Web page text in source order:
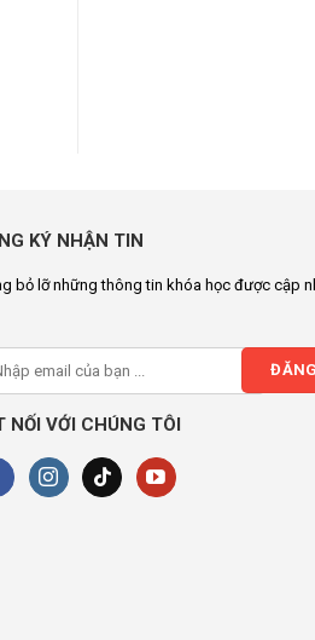
KÝ NHẬN TIN
bỏ lỡ những thông tin khóa học được cập
NỐI VỚI CHÚNG TÔI